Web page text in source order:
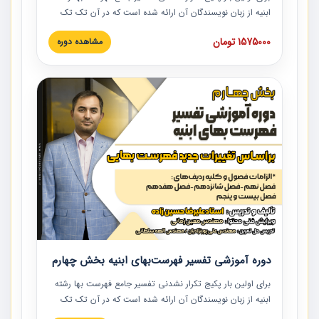
ابنیه از زبان نویسندگان آن ارائه شده است که در آن تک تک
ردیف ها و مطالب فهرست بها تفسیر و ارائه شده است. این
دوره به صورت کامل تصویری بوده و به همراه تصاویر عملیات
دوره با کلام مهندس علیرضاحسین‌زاده مدیر پروژه مهندسی
مشاور در امر بازنگری فهرست بها رشته ابنیه ارائه شده و به تمام
همکارانی که در حوزه صنعت ساخت در حال فعالیت هستند حتما
توصیه می کنیم از مطالب این دوره استفاده نمایند.
1575000 تومان مشاهده دوره
دوره آموزشی تفسیر فهرست‌بهای ابنیه بخش چهارم
برای اولین بار پکیج تکرار نشدنی تفسیر جامع فهرست بها رشته
ابنیه از زبان نویسندگان آن ارائه شده است که در آن تک تک
ردیف ها و مطالب فهرست بها تفسیر و ارائه شده است. این